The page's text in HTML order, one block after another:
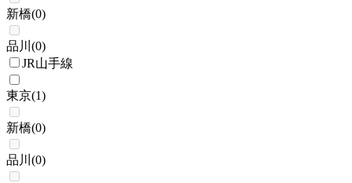
新橋(0)
品川 (0)
JR山手線
東京(1)
新橋(0)
品川 (0)